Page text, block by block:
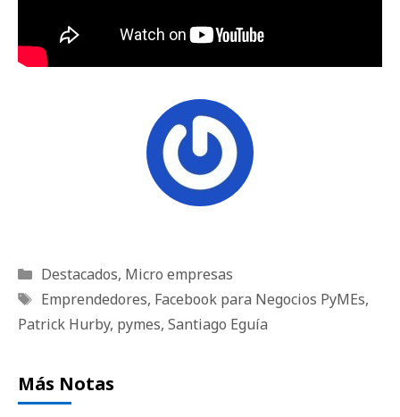
Categorías
Destacados, Micro empresas
Etiquetas
Emprendedores, Facebook para Negocios PyMEs,
Patrick Hurby, pymes, Santiago Eguía
Más Notas